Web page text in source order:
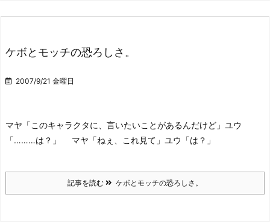
ケボとモッチの恐ろしさ。
2007/9/21 金曜日
マヤ「このキャラクタに、言いたいことがあるんだけど」 ユウ
「………は？」
マヤ「ねぇ、これ見て」 ユウ「は？」
記事を読む ケボとモッチの恐ろしさ。